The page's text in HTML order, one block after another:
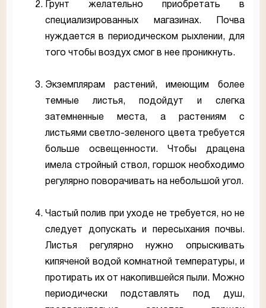
Грунт желательно приобретать в
специализированных магазинах. Почва
нуждается в периодическом рыхлении, для
того чтобы воздух смог в нее проникнуть.
Экземплярам растений, имеющим более
темные листья, подойдут и слегка
затемненные места, а растениям с
листьями светло-зеленого цвета требуется
больше освещенности. Чтобы драцена
имела стройный ствол, горшок необходимо
регулярно поворачивать на небольшой угол.
Частый полив при уходе не требуется, но не
следует допускать и пересыхания почвы.
Листья регулярно нужно опрыскивать
кипяченой водой комнатной температуры, и
протирать их от накопившейся пыли. Можно
периодически подставлять под душ,